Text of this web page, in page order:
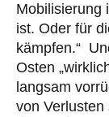
Mobilisierung
ist. Oder für
kämpfen.“
Osten
langsam
von